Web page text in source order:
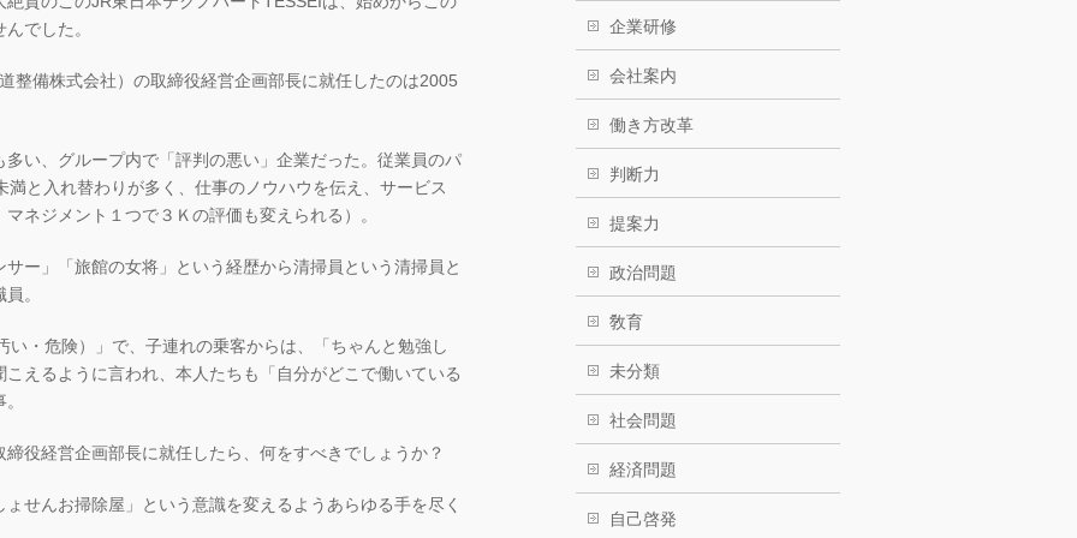
でした。
整備株式会社）の取締役経営企画部長に就任したのは2005
い、グループ内で「評判の悪い」企業だった。従業員のパ
と入れ替わりが多く、仕事のノウハウを伝え、サービス
ネジメント１つで３Ｋの評価も変えられる）。
ー」「旅館の女将」という経歴から清掃員という清掃員と
。
・危険）」で、子連れの乗客からは、「ちゃんと勉強し
えるように言われ、本人たちも「自分がどこで働いている
役経営企画部長に就任したら、何をすべきでしょうか？
せんお掃除屋」という意識を変えるようあらゆる手を尽く
企業研修
会社案内
働き方改革
判断力
提案力
政治問題
敎育
未分類
社会問題
経済問題
自己啓発